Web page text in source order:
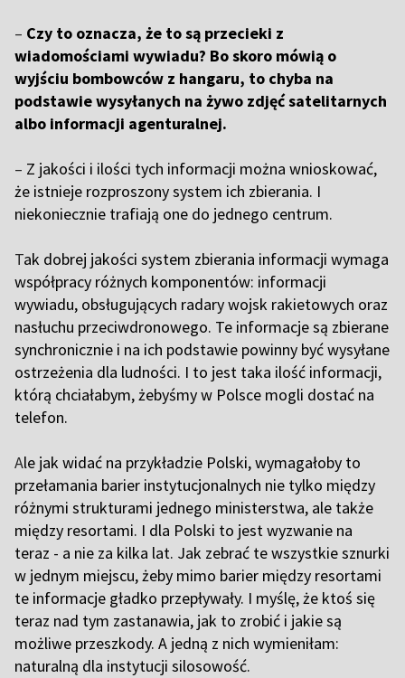
– Czy to oznacza, że to są przecieki z
wiadomościami wywiadu? Bo skoro mówią o
wyjściu bombowców z hangaru, to chyba na
podstawie wysyłanych na żywo zdjęć satelitarnych
albo informacji agenturalnej.
– Z jakości i ilości tych informacji można wnioskować,
że istnieje rozproszony system ich zbierania. I
niekoniecznie trafiają one do jednego centrum.
Tak dobrej jakości system zbierania informacji wymaga
współpracy różnych komponentów: informacji
wywiadu, obsługujących radary wojsk rakietowych oraz
nasłuchu przeciwdronowego. Te informacje są zbierane
synchronicznie i na ich podstawie powinny być wysyłane
ostrzeżenia dla ludności. I to jest taka ilość informacji,
którą chciałabym, żebyśmy w Polsce mogli dostać na
telefon.
Ale jak widać na przykładzie Polski, wymagałoby to
przełamania barier instytucjonalnych nie tylko między
różnymi strukturami jednego ministerstwa, ale także
między resortami. I dla Polski to jest wyzwanie na
teraz - a nie za kilka lat. Jak zebrać te wszystkie sznurki
w jednym miejscu, żeby mimo barier między resortami
te informacje gładko przepływały. I myślę, że ktoś się
teraz nad tym zastanawia, jak to zrobić i jakie są
możliwe przeszkody. A jedną z nich wymieniłam:
naturalną dla instytucji silosowość.